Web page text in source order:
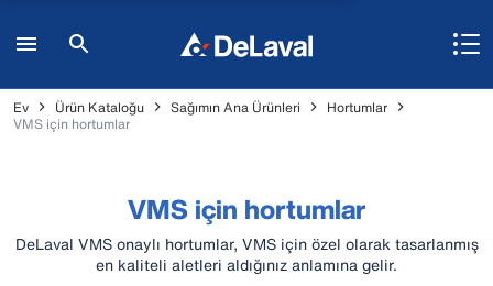
Ev Ürün Kataloğu Sağımın Ana Ürünleri
Hortumlar
VMS için hortumlar
VMS için hortumlar
DeLaval VMS onaylı hortumlar, VMS için özel olarak tasarlanmış
en kaliteli aletleri aldığınız anlamına gelir.